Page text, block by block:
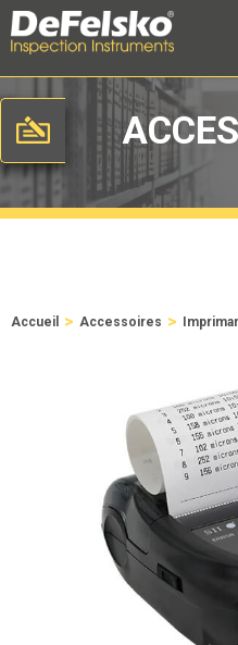
Accueil > Accessoires >